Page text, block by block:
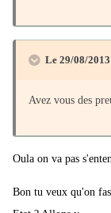
Le 29/08/
Avez vous des
Oula on va pas
Bon tu veux qu'on